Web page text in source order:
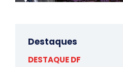
Destaques
DESTAQUE DF